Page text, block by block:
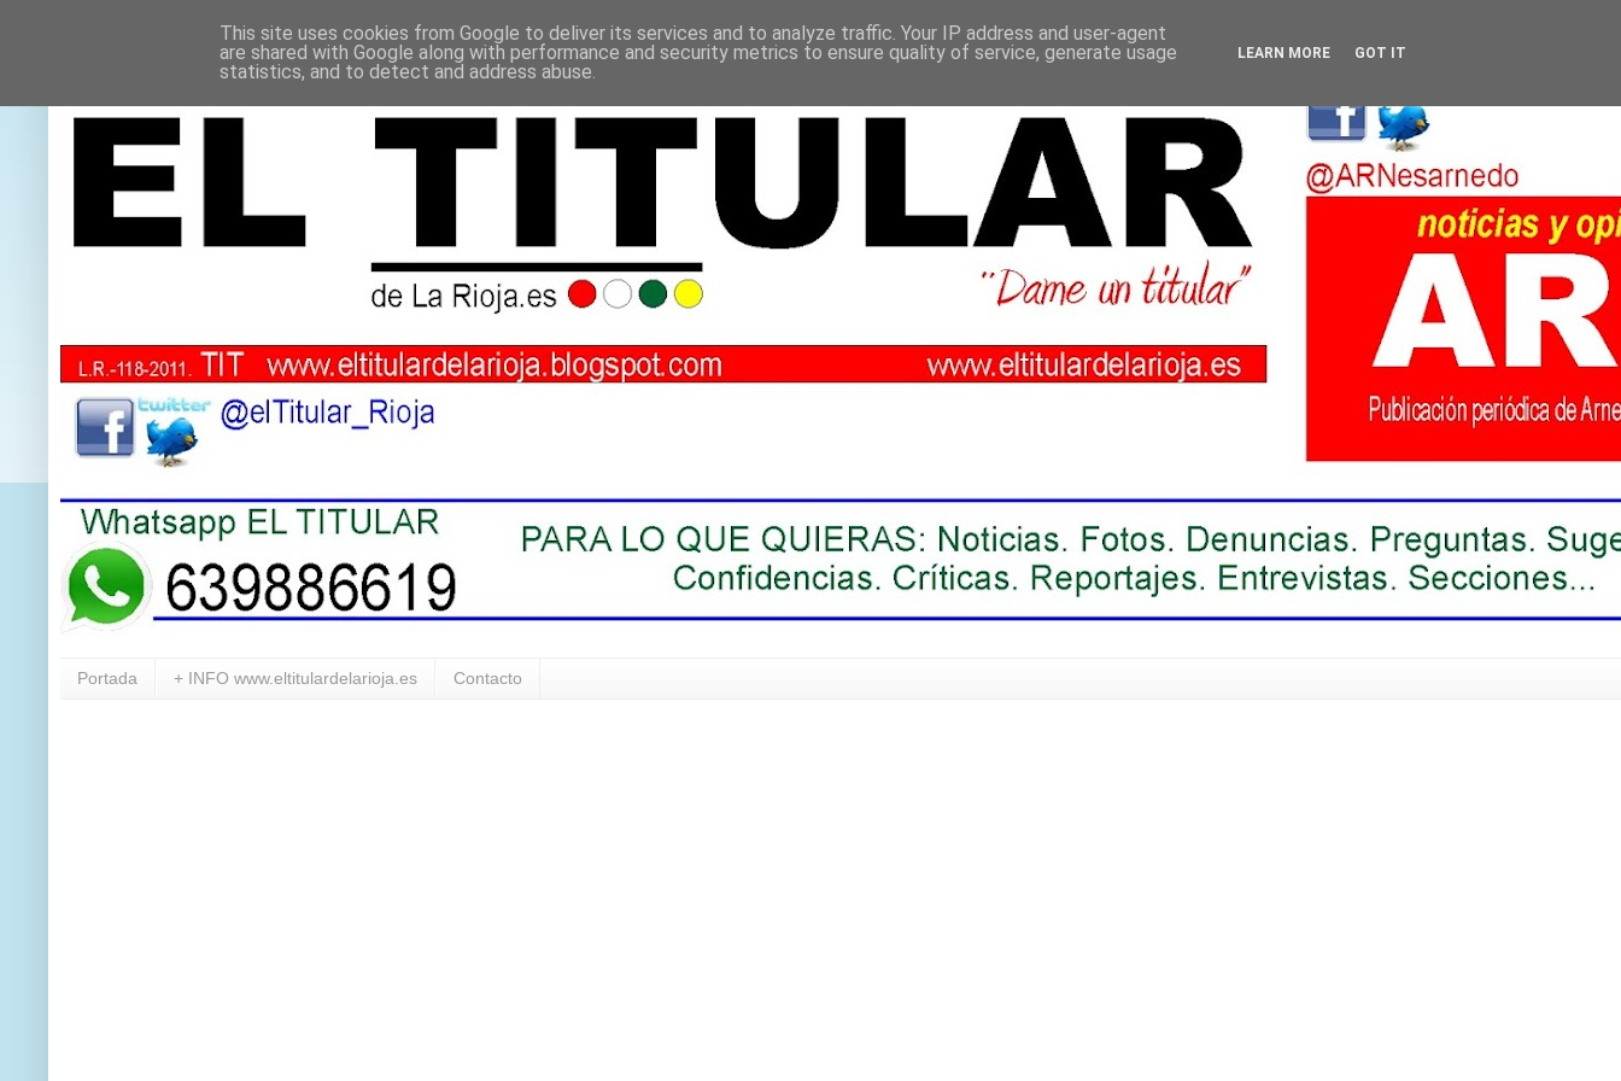
Portada + INFO www.eltitulardelarioja.es Contacto
This site uses cookies from Google to deliver its services and to analyze traffic. Your IP address and user-agent
are shared with Google along with performance and security metrics to ensure quality of service, generate usage
statistics, and to detect and address abuse.
LEARN MORE GOT IT